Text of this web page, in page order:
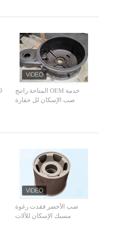
خدمة OEM المتاحة راتنج
صب الإسكان لل حفارة
صب الأخضر فقدت رغوة
مسبك الإسكان للآلات